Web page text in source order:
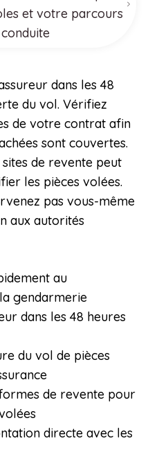
et votre parcours
dans les 48
du vol. Vérifiez
de votre contrat afin
sont couvertes.
de revente peut
les pièces volées.
pas vous-même
aux autorités
au
gendarmerie
dans les 48 heures
du vol de pièces
de revente pour
directe avec les